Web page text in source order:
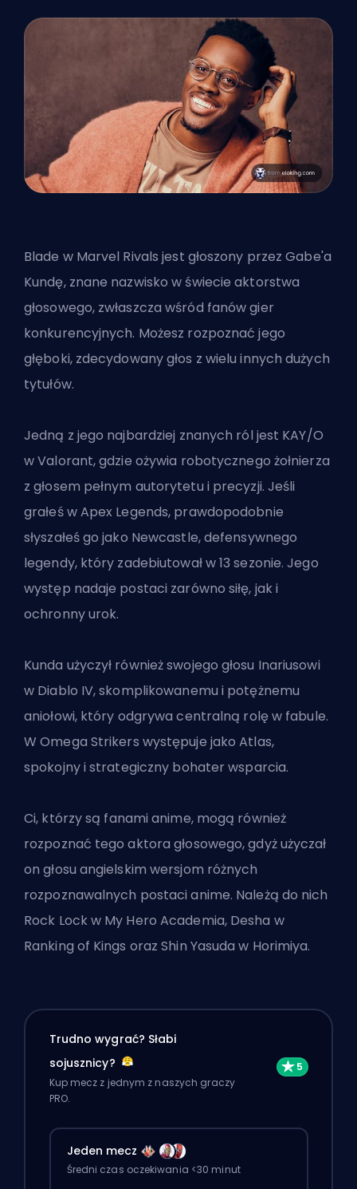
Blade w Marvel Rivals jest głoszony przez Gabe'a
Kundę, znane nazwisko w świecie aktorstwa
głosowego, zwłaszcza wśród fanów gier
konkurencyjnych. Możesz rozpoznać jego
głęboki, zdecydowany głos z wielu innych dużych
tytułów.
Jedną z jego najbardziej znanych ról jest KAY/O
w Valorant, gdzie ożywia robotycznego żołnierza
z głosem pełnym autorytetu i precyzji. Jeśli
grałeś w Apex Legends, prawdopodobnie
słyszałeś go jako Newcastle, defensywnego
legendy, który zadebiutował w 13 sezonie. Jego
występ nadaje postaci zarówno siłę, jak i
ochronny urok.
Kunda użyczył również swojego głosu Inariusowi
w Diablo IV, skomplikowanemu i potężnemu
aniołowi, który odgrywa centralną rolę w fabule.
W Omega Strikers występuje jako Atlas,
spokojny i strategiczny bohater wsparcia.
Ci, którzy są fanami anime, mogą również
rozpoznać tego aktora głosowego, gdyż użyczał
on głosu angielskim wersjom różnych
rozpoznawalnych postaci anime. Należą do nich
Rock Lock w My Hero Academia, Desha w
Ranking of Kings oraz Shin Yasuda w Horimiya.
Trudno wygrać? Słabi
sojusznicy?
Kup mecz z jednym z naszych graczy
PRO.
Jeden mecz
Średni czas oczekiwania <30 minut